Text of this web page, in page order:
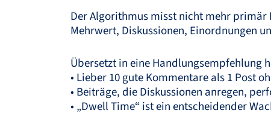
Der Algorithmus misst nicht mehr
Mehrwert, Diskussionen, Einordnungen
Übersetzt in eine Handlungsempfehlung
• Lieber 10 gute Kommentare als 1 Post
• Beiträge, die Diskussionen anregen,
• „Dwell Time“ ist ein entscheidender